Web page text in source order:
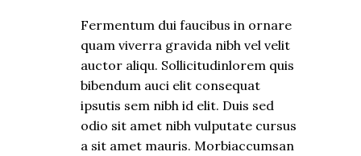
Fermentum dui faucibus in ornare
quam viverra gravida nibh vel velit
auctor aliqu. Sollicitudinlorem quis
bibendum auci elit consequat
ipsutis sem nibh id elit. Duis sed
odio sit amet nibh vulputate cursus
a sit amet mauris. Morbiaccumsan